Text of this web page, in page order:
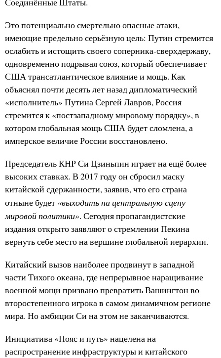
Соединённые Штаты.
Это потенциально смертельно опасные атаки,
имеющие предельно серьёзную цель: Путин стремится
ослабить и истощить своего соперника-сверхдержаву,
одновременно подрывая союз, который обеспечивает
США трансатлантическое влияние и мощь. Как
объяснял почти десять лет назад дипломатический
«исполнитель» Путина Сергей Лавров, Россия
стремится к «постзападному мировому порядку», в
котором глобальная мощь США будет сломлена, а
имперское величие России восстановлено.
Председатель КНР Си Цзиньпин играет на ещё более
высоких ставках. В 2017 году он сбросил маску
китайской сдержанности, заявив, что его страна
отныне будет «выходить на центральную сцену
мировой политики». Сегодня пропагандистские
издания открыто заявляют о стремлении Пекина
вернуть себе место на вершине глобальной иерархии.
Китайский вызов наиболее продвинут в западной
части Тихого океана, где непрерывное наращивание
военной мощи призвано превратить Вашингтон во
второстепенного игрока в самом динамичном регионе
мира. Но амбиции Си на этом не заканчиваются.
Инициатива «Пояс и путь» нацелена на
распространение инфраструктуры и китайского